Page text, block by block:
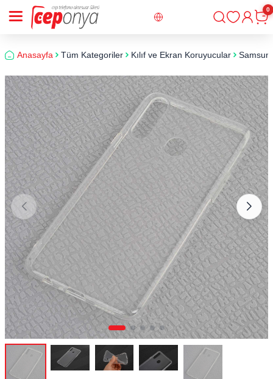
Giriş
0
Anasayfa Tüm Kategoriler Kılıf ve Ekran Koruyucular